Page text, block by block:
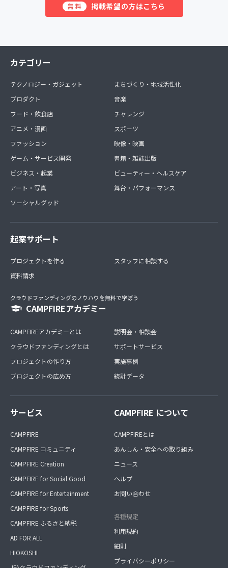
無料 掲載希望の方はこちら
カテゴリー
テクノロジー・ガジェット
プロダクト
フード・飲食店
アニメ・漫画
ファッション
ゲーム・サービス開発
ビジネス・起業
アート・写真
ソーシャルグッド
まちづくり・地域活性化
音楽
チャレンジ
スポーツ
映像・映画
書籍・雑誌出版
ビューティー・ヘルスケア
舞台・パフォーマンス
起案サポート
プロジェクトを作る
資料請求
スタッフに相談する
クラウドファンディングのノウハウを無料で学ぼう
CAMPFIREアカデミー
CAMPFIREアカデミーとは
クラウドファンディングとは
プロジェクトの作り方
プロジェクトの広め方
説明会・相談会
サポートサービス
実施事例
統計データ
サービス
CAMPFIRE
CAMPFIRE コミュニティ
CAMPFIRE Creation
CAMPFIRE for Social Good
CAMPFIRE for Entertainment
CAMPFIRE for Sports
CAMPFIRE ふるさと納税
AD FOR ALL
HIOKOSHI
CAMPFIRE について
CAMPFIREとは
あんしん・安全への取り組み
ニュース
ヘルプ
お問い合わせ
各種規定
利用規約
細則
プライバシーポリシー